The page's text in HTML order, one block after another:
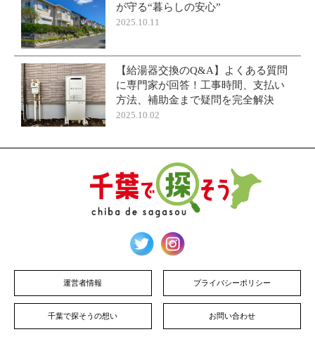
が守る“暮らしの安心”
2025.10.11
【給湯器交換のQ&A】よくある質問
に専門家が回答！工事時間、支払い
方法、補助金まで疑問を完全解決
2025.10.02
運営者情報 プライバシーポリシー
千葉で探そうの想い お問い合わせ